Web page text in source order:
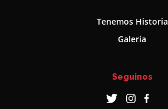
Tenemos Historia
Galería
Seguinos